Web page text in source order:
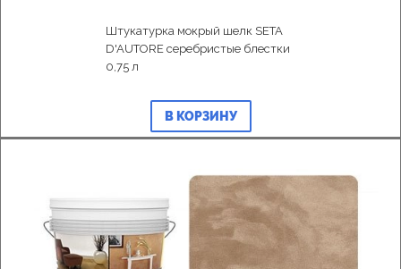
Штукатурка мокрый шелк SETA
D'AUTORE серебристые блестки
0,75 л
В КОРЗИНУ